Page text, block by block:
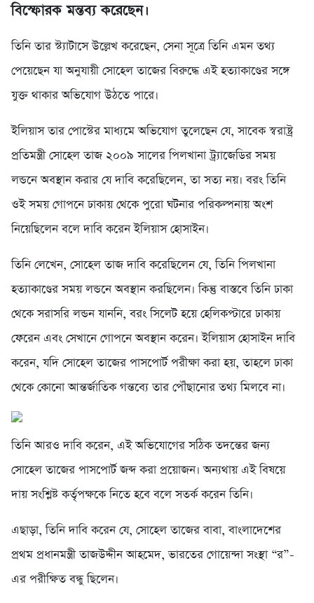
বিস্ফোরক মন্তব্য করেছেন।
তিনি তার স্ট্যাটাসে উল্লেখ করেছেন, সেনা সূত্রে তিনি এমন তথ্য
পেয়েছেন যা অনুযায়ী সোহেল তাজের বিরুদ্ধে এই হত্যাকাণ্ডের সঙ্গে
যুক্ত থাকার অভিযোগ উঠতে পারে।
ইলিয়াস তার পোস্টের মাধ্যমে অভিযোগ তুলেছেন যে, সাবেক স্বরাষ্ট্র
প্রতিমন্ত্রী সোহেল তাজ ২০০৯ সালের পিলখানা ট্র্যাজেডির সময়
লন্ডনে অবস্থান করার যে দাবি করেছিলেন, তা সত্য নয়। বরং তিনি
ওই সময় গোপনে ঢাকায় থেকে পুরো ঘটনার পরিকল্পনায় অংশ
নিয়েছিলেন বলে দাবি করেন ইলিয়াস হোসাইন।
তিনি লেখেন, সোহেল তাজ দাবি করেছিলেন যে, তিনি পিলখানা
হত্যাকাণ্ডের সময় লন্ডনে অবস্থান করছিলেন। কিন্তু বাস্তবে তিনি ঢাকা
থেকে সরাসরি লন্ডন যাননি, বরং সিলেট হয়ে হেলিকপ্টারে ঢাকায়
ফেরেন এবং সেখানে গোপনে অবস্থান করেন। ইলিয়াস হোসাইন দাবি
করেন, যদি সোহেল তাজের পাসপোর্ট পরীক্ষা করা হয়, তাহলে ঢাকা
থেকে কোনো আন্তর্জাতিক গন্তব্যে তার পৌঁছানোর তথ্য মিলবে না।
তিনি আরও দাবি করেন, এই অভিযোগের সঠিক তদন্তের জন্য
সোহেল তাজের পাসপোর্ট জব্দ করা প্রয়োজন। অন্যথায় এই বিষয়ে
দায় সংশ্লিষ্ট কর্তৃপক্ষকে নিতে হবে বলে সতর্ক করেন তিনি।
এছাড়া, তিনি দাবি করেন যে, সোহেল তাজের বাবা, বাংলাদেশের
প্রথম প্রধানমন্ত্রী তাজউদ্দীন আহমেদ, ভারতের গোয়েন্দা সংস্থা “র”-
এর পরীক্ষিত বন্ধু ছিলেন।